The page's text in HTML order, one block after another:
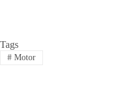
Tags
#Motor